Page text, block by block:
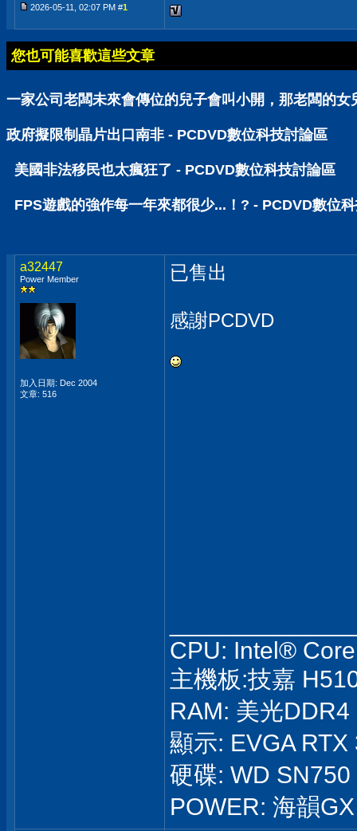
2026-05-11, 02:07 PM #1
您也可能喜歡這些文章
一家公司老闆未來會傳位的兒子會叫小開，那老闆的
政府擬限制晶片出口南非 - PCDVD數位科技討論區
美國非法移民也太瘋狂了 - PCDVD數位科技討論區
FPS遊戲的強作每一年來都很少...！? - PCDVD數位
a32447
Power Member
加入日期: Dec 2004
文章: 516
已售出
感謝PCDVD
CPU: Intel®
主機板:技嘉
RAM: 美光
顯示: EVGA RTX
硬碟: WD
POWER: 海韻